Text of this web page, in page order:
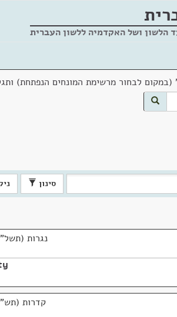
הלשון ושל האקדמיה ללשון העברית
(במקום לבחור מרשימת המונחים הנפתחת)
סינון
נגרות (תשל"א,
קדרות (תש"י,